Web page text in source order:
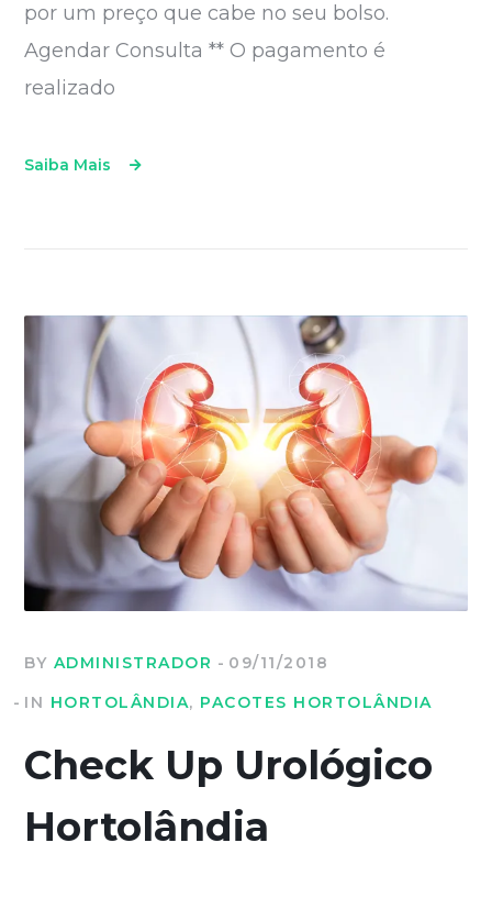
por um preço que cabe no seu bolso.
Agendar Consulta ** O pagamento é
realizado
Saiba Mais
BY ADMINISTRADOR
09/11/2018
IN HORTOLÂNDIA, PACOTES HORTOLÂNDIA
Check Up Urológico
Hortolândia